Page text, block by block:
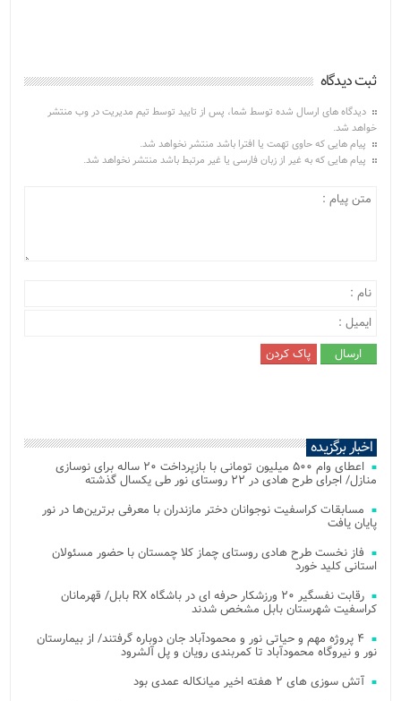
ثبت دیدگاه
دیدگاه های ارسال شده توسط شما، پس از تایید توسط تیم مدیریت در وب منتشر
خواهد شد.
پیام هایی که حاوی تهمت یا افترا باشد منتشر نخواهد شد.
پیام هایی که به غیر از زبان فارسی یا غیر مرتبط باشد منتشر نخواهد شد.
اخبار برگزیده
اعطای وام ۵۰۰ میلیون تومانی با بازپرداخت ۲۰ ساله برای نوسازی
منازل/ اجرای طرح هادی در ۲۲ روستای نور طی یکسال گذشته
مسابقات کراسفیت نوجوانان دختر مازندران با معرفی برترین‌ها در نور
پایان یافت
فاز نخست طرح هادی روستای چماز کلا چمستان با حضور مسئولان
استانی کلید خورد
رقابت نفسگیر ۲۰ ورزشکار حرفه ای در باشگاه RX بابل/ قهرمانان
کراسفیت شهرستان بابل مشخص شدند
۴ پروژه مهم و حیاتی نور و محمودآباد جان دوباره گرفتند/ از بیمارستان
نور و نیروگاه محمودآباد تا کمربندی رویان و پل آلشرود
آتش‌ سوزی‌ های ۲ هفته اخیر میانکاله عمدی بود